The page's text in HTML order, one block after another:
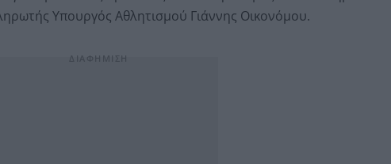
Υπουργός Αθλητισμού Γιάννης Οικονόμου.